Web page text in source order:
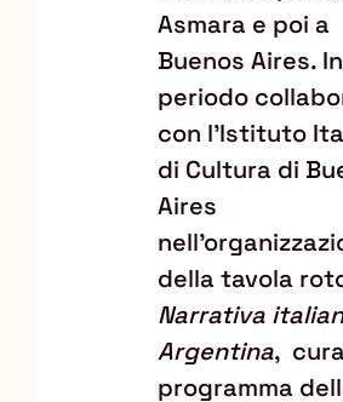
Asmara e poi a
Buenos Aires.
periodo
con l'Istituto
di Cultura di
Aires
della tavola
Narrativa
Argentina,
programma